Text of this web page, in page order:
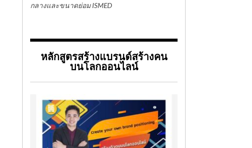
กลางและขนาดย่อม ISMED
หลักสูตรสร้างแบรนด์สร้างคน
บนโลกออนไลน์